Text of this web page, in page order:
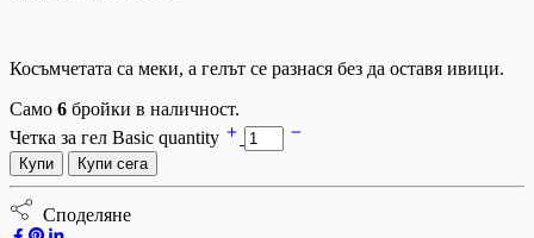
Косъмчетата са меки, а гелът се разнася без да оставя ивици.
Само 6 бройки в наличност.
Четка за гел Basic quantity
Купи Купи сега
Споделяне